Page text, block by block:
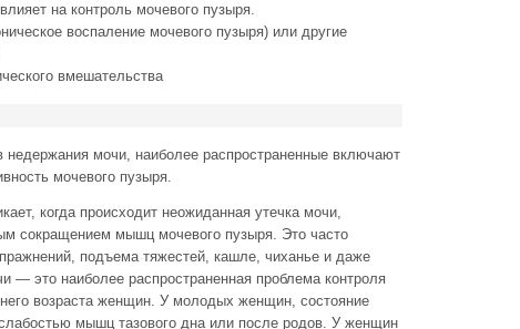
на контроль мочевого пузыря.
воспаление мочевого пузыря) или другие
вмешательства
недержания мочи, наиболее распространенные включают
мочевого пузыря.
когда происходит неожиданная утечка мочи,
сокращением мышц мочевого пузыря. Это часто
подъема тяжестей, кашле, чиханье и даже
— это наиболее распространенная проблема контроля
возраста женщин. У молодых женщин, состояние
мышц тазового дна или после родов. У женщин